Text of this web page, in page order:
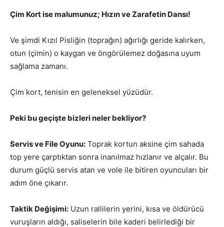
Çim Kort ise malumunuz; Hızın ve Zarafetin Dansı!
Ve şimdi Kızıl Pisliğin (toprağın) ağırlığı geride kalırken,
otun (çimin) o kaygan ve öngörülemez doğasına uyum
sağlama zamanı.
Çim kort, tenisin en geleneksel yüzüdür.
Peki bu geçişte bizleri neler bekliyor?
Servis ve File Oyunu: Toprak kortun aksine çim sahada
top yere çarptıktan sonra inanılmaz hızlanır ve alçalır. Bu
durum güçlü servis atan ve vole ile bitiren oyuncuları bir
adım öne çıkarır.
Taktik Değişimi: Uzun rallilerin yerini, kısa ve öldürücü
vuruşların aldığı, saliselerin bile kaderi belirlediği bir